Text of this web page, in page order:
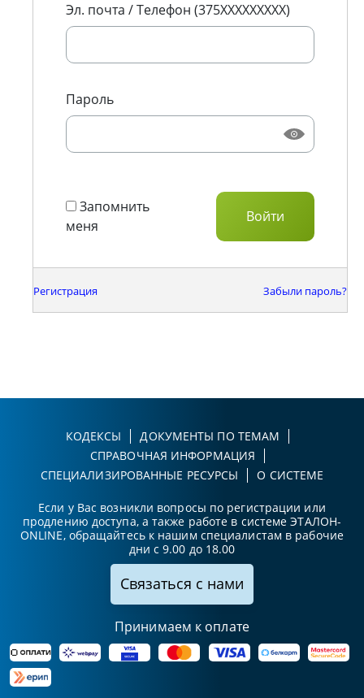
Эл. почта / Телефон (375XXXXXXXXX)
Пароль
Запомнить
меня
Регистрация Забыли пароль?
КОДЕКСЫ
ДОКУМЕНТЫ ПО ТЕМАМ
СПРАВОЧНАЯ ИНФОРМАЦИЯ
СПЕЦИАЛИЗИРОВАННЫЕ РЕСУРСЫ
О СИСТЕМЕ
Если у Вас возникли вопросы по регистрации или
продлению доступа, а также работе в системе ЭТАЛОН-
ONLINE, обращайтесь к нашим специалистам в рабочие
дни с 9.00 до 18.00
Связаться с нами
Принимаем к оплате